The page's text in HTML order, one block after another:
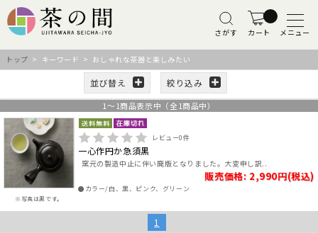
さがす カート メニュー
トップ > キーワード > おしゃれな茶器と楽しみたい
並び替え 絞り込み
1 ～ 1商品表示中（全 1商品中）
※写真は黒です。
レビュー0件
一心作円か急須黒
窯元の製造中止に伴い廃版となりました。大変申し訳..
販売価格: 2,990円(税込)
●カラー/白、黒、ピンク、グリーン
1